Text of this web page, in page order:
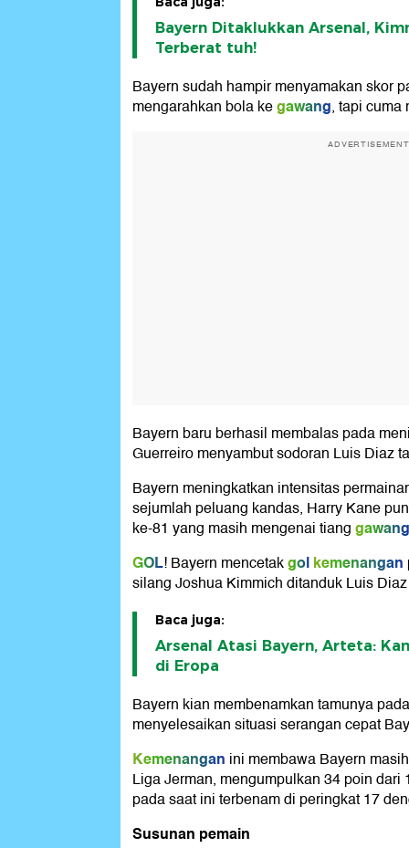
Bayern Ditaklukkan Arsenal,
Terberat tuh!
Bayern sudah hampir menyamakan skor
mengarahkan bola kegawang, tapi cuma
ADVERTISEMENT
Bayern baru berhasil membalas pada
Guerreiro menyambut sodoran Luis Diaz
Bayern meningkatkan intensitas
sejumlah peluang kandas, Harry Kane
ke-81 yang masih mengenai tianggawang
GOL! Bayern mencetakgolkemenangan
silang Joshua Kimmich ditanduk Luis
Baca juga:
Arsenal Atasi Bayern, Arteta:
di Eropa
Bayern kian membenamkan tamunya
menyelesaikan situasi serangan cepat
Kemenangan ini membawa Bayern
Liga Jerman, mengumpulkan 34 poin dari
pada saat ini terbenam di peringkat 17
Susunan pemain